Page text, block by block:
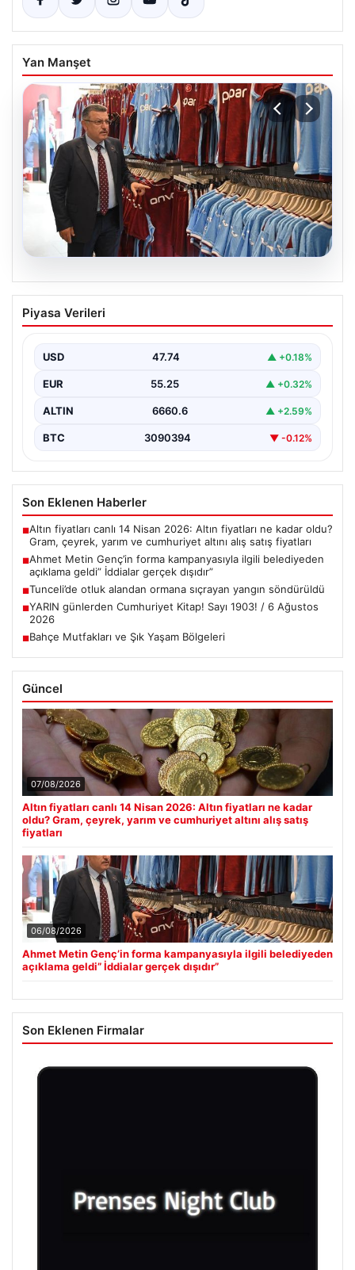
Yan Manşet
06.08.2026
Ahmet Metin Genç’in forma
kampanyasıyla ilgili belediyeden
Piyasa Verileri
USD 47.74 ▲ +0.18%
EUR 55.25 ▲ +0.32%
ALTIN 6660.6 ▲ +2.59%
BTC 3090394 ▼ -0.12%
Son Eklenen Haberler
■Altın fiyatları canlı 14 Nisan 2026: Altın fiyatları ne kadar oldu?
Gram, çeyrek, yarım ve cumhuriyet altını alış satış fiyatları
■Ahmet Metin Genç’in forma kampanyasıyla ilgili belediyeden
açıklama geldi” İddialar gerçek dışıdır”
■Tunceli’de otluk alandan ormana sıçrayan yangın söndürüldü
■YARIN günlerden Cumhuriyet Kitap! Sayı 1903! / 6 Ağustos
2026
■Bahçe Mutfakları ve Şık Yaşam Bölgeleri
Güncel
07/08/2026
Altın fiyatları canlı 14 Nisan 2026: Altın fiyatları ne kadar
oldu? Gram, çeyrek, yarım ve cumhuriyet altını alış satış
fiyatları
06/08/2026
Ahmet Metin Genç’in forma kampanyasıyla ilgili belediyeden
açıklama geldi” İddialar gerçek dışıdır”
Son Eklenen Firmalar